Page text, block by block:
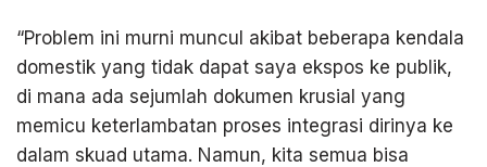
“Problem ini murni muncul akibat beberapa kendala
domestik yang tidak dapat saya ekspos ke publik,
di mana ada sejumlah dokumen krusial yang
memicu keterlambatan proses integrasi dirinya ke
dalam skuad utama. Namun, kita semua bisa